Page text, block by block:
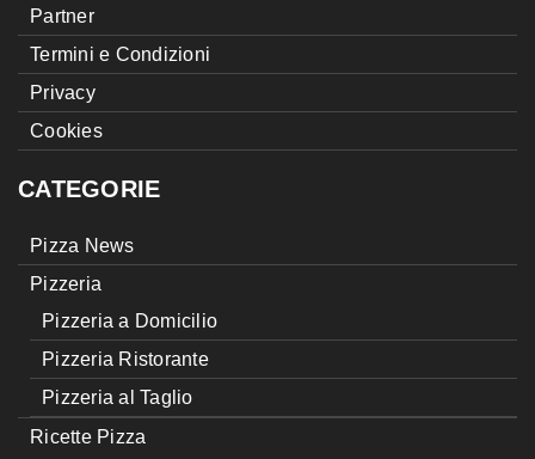
Partner
Termini e Condizioni
Privacy
Cookies
CATEGORIE
Pizza News
Pizzeria
Pizzeria a Domicilio
Pizzeria Ristorante
Pizzeria al Taglio
Ricette Pizza